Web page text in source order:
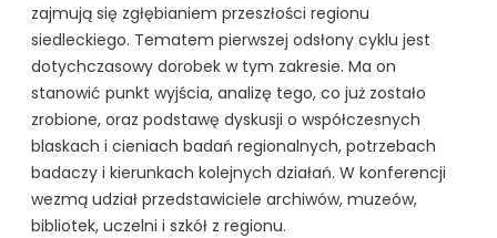
zajmują się zgłębianiem przeszłości regionu
siedleckiego. Tematem pierwszej odsłony cyklu jest
dotychczasowy dorobek w tym zakresie. Ma on
stanowić punkt wyjścia, analizę tego, co już zostało
zrobione, oraz podstawę dyskusji o współczesnych
blaskach i cieniach badań regionalnych, potrzebach
badaczy i kierunkach kolejnych działań. W konferencji
wezmą udział przedstawiciele archiwów, muzeów,
bibliotek, uczelni i szkół z regionu.